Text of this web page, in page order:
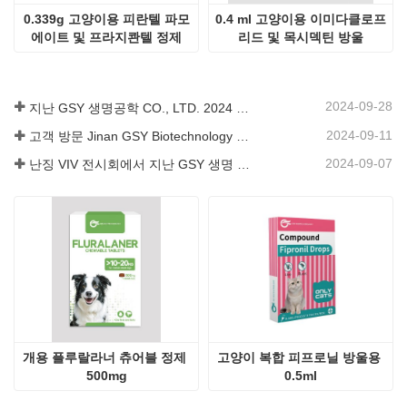
0.339g 고양이용 피란텔 파모
에이트 및 프라지콴텔 정제
0.4 ml 고양이용 이미다클로프
리드 및 목시덱틴 방울
2024-09-28
2024-09-11
난징 VIV 전시회에서 지난 GSY 생명 공학 유한 공사 2024-09-07
개용 플루랄라너 츄어블 정제
500mg
고양이 복합 피프로닐 방울용
0.5ml